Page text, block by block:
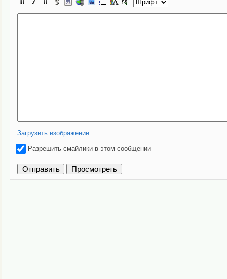
Загрузить изображение
Разрешить смайлики в этом сообщении